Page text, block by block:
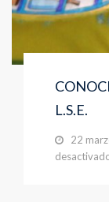
L.S.E.
22